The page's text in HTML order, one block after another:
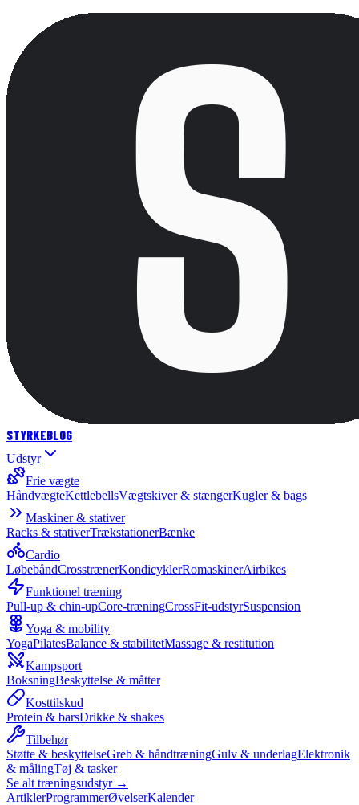
STYRKEBLOG
Udstyr
Frie vægte
HåndvægteKettlebellsVægtskiver & stængerKugler & bags
Maskiner & stativer
Racks & stativerTrækstationerBænke
Cardio
LøbebåndCrosstrænerKondicyklerRomaskinerAirbikes
Funktionel træning
Pull-up & chin-upCore-træningCrossFit-udstyrSuspension
Yoga & mobility
YogaPilatesBalance & stabilitetMassage & restitution
Kampsport
BoksningBeskyttelse & måtter
Kosttilskud
Protein & barsDrikke & shakes
Tilbehør
Støtte & beskyttelseGreb & håndtræningGulv & underlagElektronik
& målingTøj & tasker
Se alt træningsudstyr →
ArtiklerProgrammerØvelserKalender